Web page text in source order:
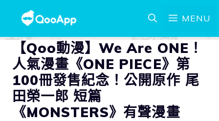
MENU
【Qoo動漫】We Are ONE！
人氣漫畫《ONE PIECE》第
100冊發售紀念！公開原作 尾
田榮一郎 短篇
《MONSTERS》有聲漫畫